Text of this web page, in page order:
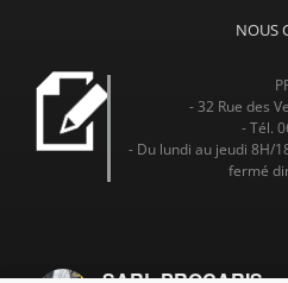
NOUS
- 32 Rue des
- Tél.
- Du lundi au jeudi 8H/
fermé